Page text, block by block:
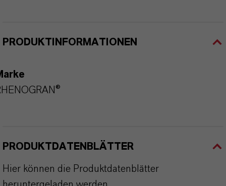
PRODUKTINFORMATIONEN
PRODUKTDATENBLÄTTER
Hier können die Produktdatenblätter